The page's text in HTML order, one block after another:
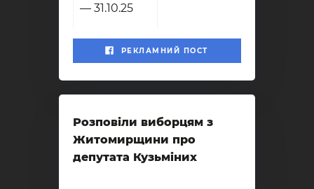
— 31.10.25
РЕКЛАМНИЙ ПОСТ
Розповіли виборцям з
Житомирщини про
депутата Кузьміних